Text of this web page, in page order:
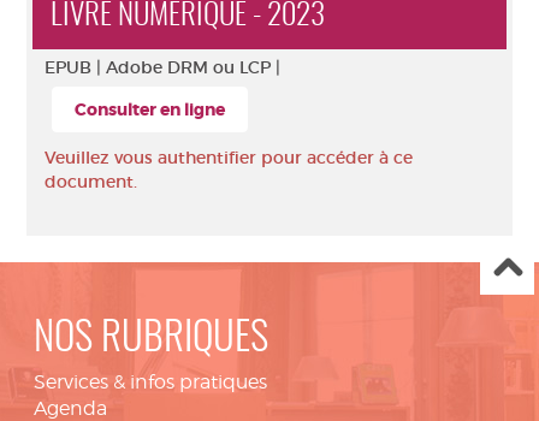
LIVRE NUMÉRIQUE - 2023
EPUB | Adobe DRM ou LCP |
Consulter en ligne
Veuillez vous authentifier pour accéder à ce
document.
NOS RUBRIQUES
Services & infos pratiques
Agenda